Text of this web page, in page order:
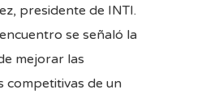
presidente de INTI.
se señaló la
mejorar las
competitivas de un